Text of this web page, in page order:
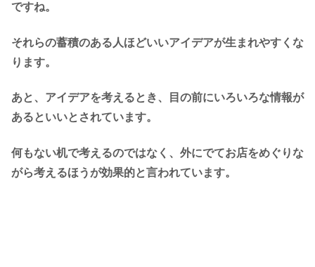
ですね。
それらの蓄積のある人ほどいいアイデアが生まれやすくな
ります。
あと、アイデアを考えるとき、目の前にいろいろな情報が
あるといいとされています。
何もない机で考えるのではなく、外にでてお店をめぐりな
がら考えるほうが効果的と言われています。